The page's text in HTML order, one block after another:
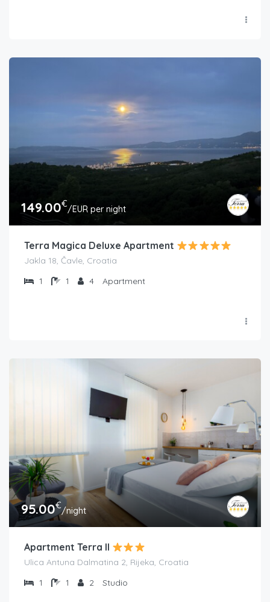
149.00€/EUR per night
Terra Magica Deluxe Apartment
Jakla 18, Čavle, Croatia
1
1 4 Apartment
95.00€/night
Apartment Terra II
Ulica Antuna Dalmatina 2, Rijeka, Croatia
1
1 2 Studio